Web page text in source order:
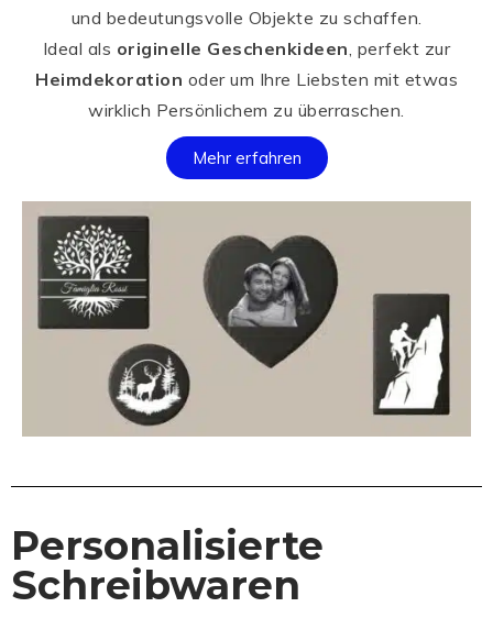
und bedeutungsvolle Objekte zu schaffen.
Ideal als originelle Geschenkideen, perfekt zur
Heimdekoration oder um Ihre Liebsten mit etwas
wirklich Persönlichem zu überraschen.
Mehr erfahren
Personalisierte
Schreibwaren